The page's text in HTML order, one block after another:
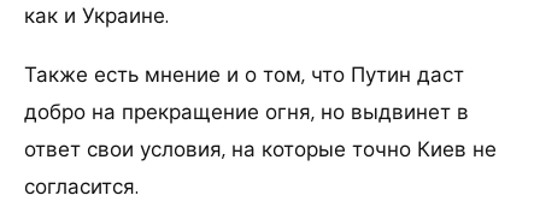
как и Украине.
Также есть мнение и о том, что Путин даст
добро на прекращение огня, но выдвинет в
ответ свои условия, на которые точно Киев не
согласится.